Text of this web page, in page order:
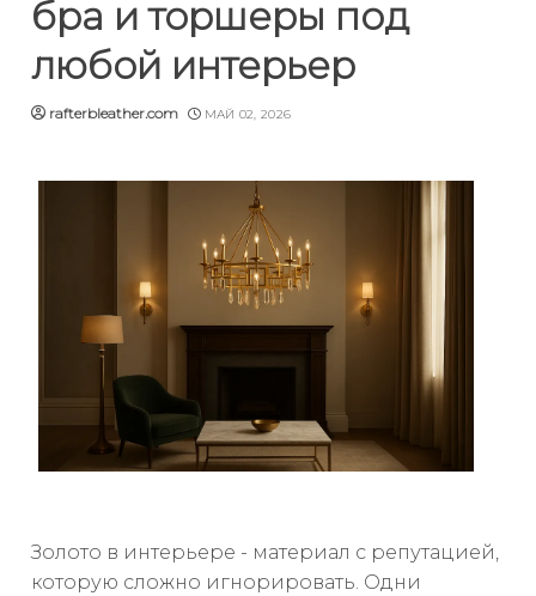
бра и торшеры под
любой интерьер
rafterbleather.com МАЙ 02, 2026
Золото в интерьере - материал с репутацией,
которую сложно игнорировать. Одни